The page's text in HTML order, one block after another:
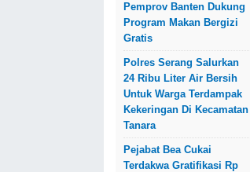
Pemprov Banten Dukung
Program Makan Bergizi
Gratis
Polres Serang Salurkan
24 Ribu Liter Air Bersih
Untuk Warga Terdampak
Kekeringan Di Kecamatan
Tanara
Pejabat Bea Cukai
Terdakwa Gratifikasi Rp